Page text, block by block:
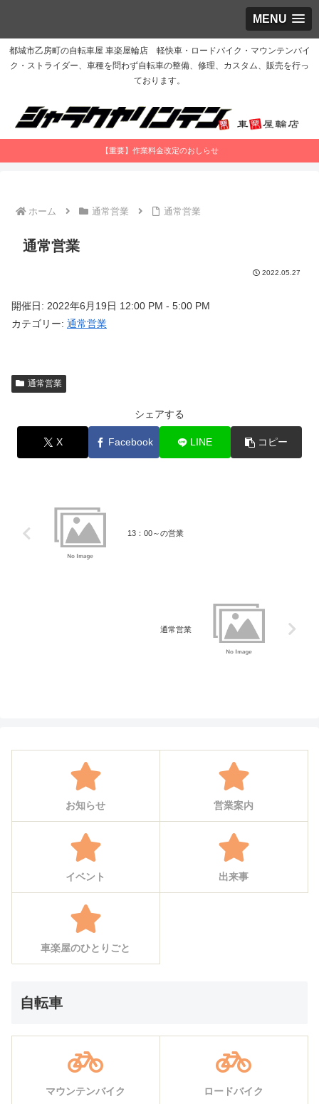
MENU
都城市乙房町の自転車屋 車楽屋輪店 軽快車・ロードバイク・マウンテンバイ
ク・ストライダー、車種を問わず自転車の整備、修理、カスタム、販売を行っ
ております。
【重要】作業料金改定のおしらせ
ホーム 通常営業 通常営業
通常営業
2022.05.27
開催日: 2022年6月19日 12:00 PM - 5:00 PM
カテゴリー: 通常営業
通常営業
シェアする
X Facebook LINE コピー
13：00～の営業
通常営業
お知らせ 営業案内
イベント 出来事
車楽屋のひとりごと
自転車
マウンテンバイク ロードバイク